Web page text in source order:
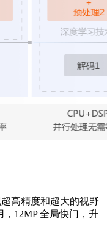
高精度和超大的视野
12MP 全局快门，升